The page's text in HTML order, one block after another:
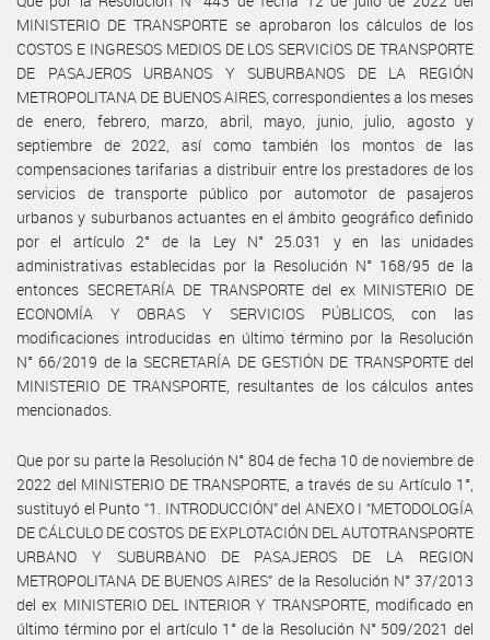
MINISTERIO DE TRANSPORTE se aprobaron los cálculos de los
COSTOS E INGRESOS MEDIOS DE LOS SERVICIOS DE TRANSPORTE
DE PASAJEROS URBANOS Y SUBURBANOS DE LA REGIÓN
METROPOLITANA DE BUENOS AIRES, correspondientes a los meses
de enero, febrero, marzo, abril, mayo, junio, julio, agosto y
septiembre de 2022, así como también los montos de las
compensaciones tarifarias a distribuir entre los prestadores de los
servicios de transporte público por automotor de pasajeros
urbanos y suburbanos actuantes en el ámbito geográfico definido
por el artículo 2° de la Ley N° 25.031 y en las unidades
administrativas establecidas por la Resolución N° 168/95 de la
entonces SECRETARÍA DE TRANSPORTE del ex MINISTERIO DE
ECONOMÍA Y OBRAS Y SERVICIOS PÚBLICOS, con las
modificaciones introducidas en último término por la Resolución
N° 66/2019 de la SECRETARÍA DE GESTIÓN DE TRANSPORTE del
MINISTERIO DE TRANSPORTE, resultantes de los cálculos antes
mencionados.
Que por su parte la Resolución N° 804 de fecha 10 de noviembre de
2022 del MINISTERIO DE TRANSPORTE, a través de su Artículo 1°,
sustituyó el Punto “1. INTRODUCCIÓN” del ANEXO I “METODOLOGÍA
DE CÁLCULO DE COSTOS DE EXPLOTACIÓN DEL AUTOTRANSPORTE
URBANO Y SUBURBANO DE PASAJEROS DE LA REGION
METROPOLITANA DE BUENOS AIRES” de la Resolución N° 37/2013
del ex MINISTERIO DEL INTERIOR Y TRANSPORTE, modificado en
último término por el artículo 1° de la Resolución N° 509/2021 del